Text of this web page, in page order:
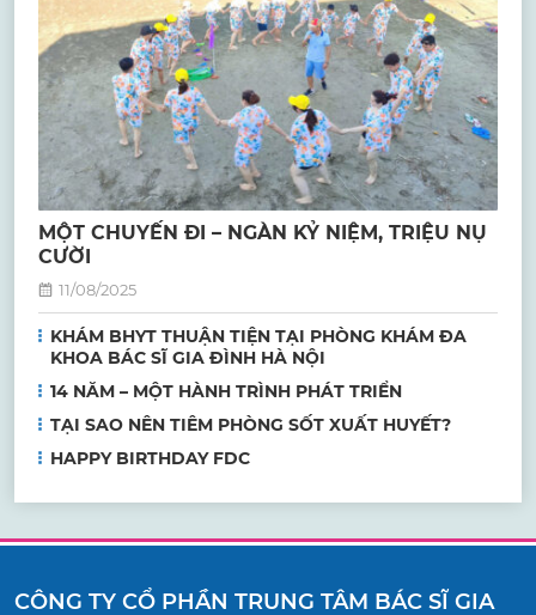
MỘT CHUYẾN ĐI – NGÀN KỶ NIỆM, TRIỆU NỤ
CƯỜI
11/08/2025
KHÁM BHYT THUẬN TIỆN TẠI PHÒNG KHÁM ĐA
KHOA BÁC SĨ GIA ĐÌNH HÀ NỘI
14 NĂM – MỘT HÀNH TRÌNH PHÁT TRIỂN
TẠI SAO NÊN TIÊM PHÒNG SỐT XUẤT HUYẾT?
HAPPY BIRTHDAY FDC
CÔNG TY CỔ PHẦN TRUNG TÂM BÁC SĨ GIA